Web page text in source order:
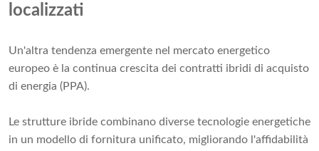
localizzati
Un'altra tendenza emergente nel mercato energetico
europeo è la continua crescita dei contratti ibridi di acquisto
di energia (PPA).
Le strutture ibride combinano diverse tecnologie energetiche
in un modello di fornitura unificato, migliorando l'affidabilità